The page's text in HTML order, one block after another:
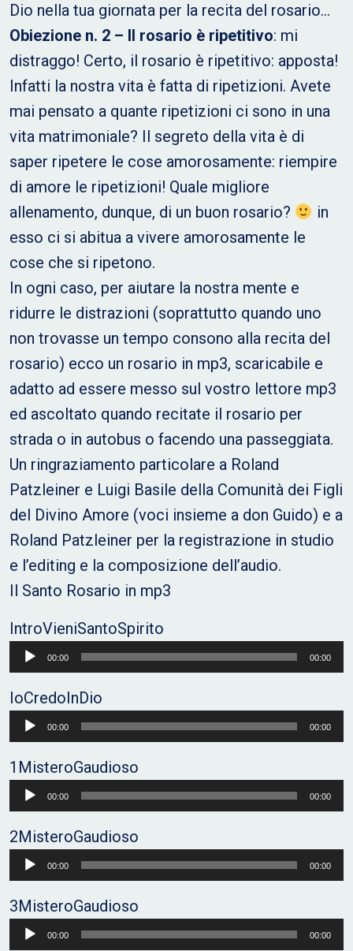
Dio nella tua giornata per la recita del rosario…
Obiezione n. 2 – Il rosario è ripetitivo: mi
distraggo! Certo, il rosario è ripetitivo: apposta!
Infatti la nostra vita è fatta di ripetizioni. Avete
mai pensato a quante ripetizioni ci sono in una
vita matrimoniale? Il segreto della vita è di
saper ripetere le cose amorosamente: riempire
di amore le ripetizioni! Quale migliore
allenamento, dunque, di un buon rosario?
in
esso ci si abitua a vivere amorosamente le
cose che si ripetono.
In ogni caso, per aiutare la nostra mente e
ridurre le distrazioni (soprattutto quando uno
non trovasse un tempo consono alla recita del
rosario) ecco un rosario in mp3, scaricabile e
adatto ad essere messo sul vostro lettore mp3
ed ascoltato quando recitate il rosario per
strada o in autobus o facendo una passeggiata.
Un ringraziamento particolare a Roland
Patzleiner e Luigi Basile della Comunità dei Figli
del Divino Amore (voci insieme a don Guido) e a
Roland Patzleiner per la registrazione in studio
e l’editing e la composizione dell’audio.
Il Santo Rosario in mp3
IntroVieniSantoSpirito
Audio
Player
00:00 00:00
IoCredoInDio
Audio
Player
00:00 00:00
1MisteroGaudioso
Audio
Player
00:00 00:00
2MisteroGaudioso
Audio
Player
00:00 00:00
3MisteroGaudioso
Audio00:00 00:00